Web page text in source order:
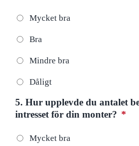
Mycket bra
Bra
Mindre bra
Dåligt
5. Hur upplevde du antalet
intresset för din monter? *
Mycket bra